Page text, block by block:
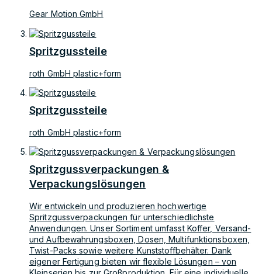
Gear Motion GmbH
Spritzgussteile
roth GmbH plastic+form
Spritzgussteile
roth GmbH plastic+form
Spritzgussverpackungen &
Verpackungslösungen
Wir entwickeln und produzieren hochwertige
Spritzgussverpackungen für unterschiedlichste
Anwendungen. Unser Sortiment umfasst Koffer, Versand-
und Aufbewahrungsboxen, Dosen, Multifunktionsboxen,
Twist-Packs sowie weitere Kunststoffbehälter. Dank
eigener Fertigung bieten wir flexible Lösungen – von